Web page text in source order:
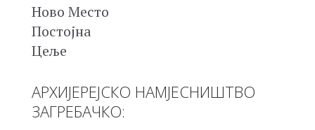
Ново Место
Постојна
Цеље
АРХИЈЕРЕЈСКО НАМЈЕСНИШТВО
ЗАГРЕБАЧКО: